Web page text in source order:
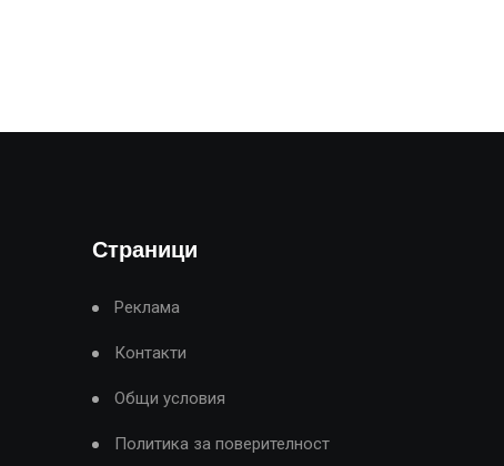
Страници
Реклама
Контакти
Общи условия
Политика за поверителност